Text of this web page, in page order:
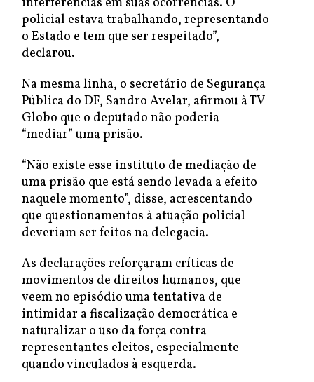
policial estava trabalhando, representando
o Estado e tem que ser respeitado”,
declarou.
Na mesma linha, o secretário de Segurança
Pública do DF, Sandro Avelar, afirmou à TV
Globo que o deputado não poderia
“mediar” uma prisão.
“Não existe esse instituto de mediação de
uma prisão que está sendo levada a efeito
naquele momento”, disse, acrescentando
que questionamentos à atuação policial
deveriam ser feitos na delegacia.
As declarações reforçaram críticas de
movimentos de direitos humanos, que
veem no episódio uma tentativa de
intimidar a fiscalização democrática e
naturalizar o uso da força contra
representantes eleitos, especialmente
quando vinculados à esquerda.